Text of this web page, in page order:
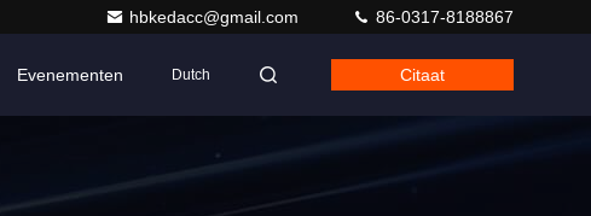
hbkedacc@gmail.com 86-0317-8188867
Evenementen Dutch Citaat